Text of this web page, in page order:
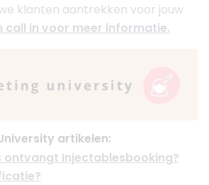
klanten aantrekken voor jouw
call in voor meer informatie.
artikelen:
ontvangt Injectablesbooking?